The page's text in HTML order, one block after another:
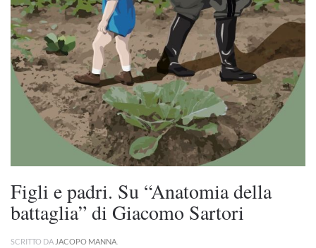
Figli e padri. Su “Anatomia della
battaglia” di Giacomo Sartori
SCRITTO DA JACOPO MANNA